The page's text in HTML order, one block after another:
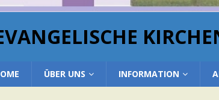
ÜBER UNS INFORMATION